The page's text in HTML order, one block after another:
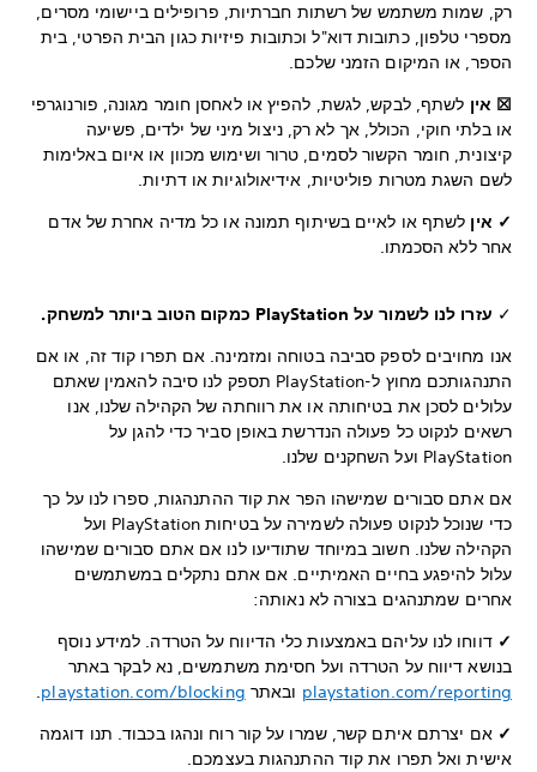
רק, שמות משתמש של רשתות חברתיות, פרופילים ביישומי מסרים,
מספרי טלפון, כתובות דוא"ל וכתובות פיזיות כגון הבית הפרטי, בית
הספר, או המיקום הזמני שלכם.
☒ אין לשתף, לבקש, לגשת, להפיץ או לאחסן חומר מגונה, פורנוגרפי
או בלתי חוקי, הכולל, אך לא רק, ניצול מיני של ילדים, פשיעה
קיצונית, חומר הקשור לסמים, טרור ושימוש מכוון או איום באלימות
לשם השגת מטרות פוליטיות, אידיאולוגיות או דתיות.
✓ אין לשתף או לאיים בשיתוף תמונה או כל מדיה אחרת של אדם
אחר ללא הסכמתו.
✓ עזרו לנו לשמור על PlayStation כמקום הטוב ביותר למשחק.
אנו מחויבים לספק סביבה בטוחה ומזמינה. אם תפרו קוד זה, או אם
התנהגותכם מחוץ ל-PlayStation תספק לנו סיבה להאמין שאתם
עלולים לסכן את בטיחותה או את רווחתה של הקהילה שלנו, אנו
רשאים לנקוט כל פעולה הנדרשת באופן סביר כדי להגן על
PlayStation ועל השחקנים שלנו.
אם אתם סבורים שמישהו הפר את קוד ההתנהגות, ספרו לנו על כך
כדי שנוכל לנקוט פעולה לשמירה על בטיחות PlayStation ועל
הקהילה שלנו. חשוב במיוחד שתודיעו לנו אם אתם סבורים שמישהו
עלול להיפגע בחיים האמיתיים. אם אתם נתקלים במשתמשים
אחרים שמתנהגים בצורה לא נאותה:
✓דווחו לנו עליהם באמצעות כלי הדיווח על הטרדה. למידע נוסף
בנושא דיווח על הטרדה ועל חסימת משתמשים, נא לבקר באתר
playstation.com/reporting ובאתר playstation.com/blocking
.
✓אם יצרתם איתם קשר, שמרו על קור רוח ונהגו בכבוד. תנו דוגמה
אישית ואל תפרו את קוד ההתנהגות בעצמכם.